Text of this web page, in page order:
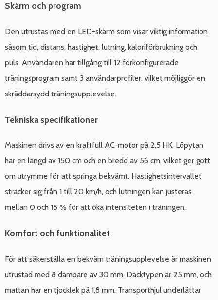
Skärm och program
Den utrustas med en LED-skärm som visar viktig information
såsom tid, distans, hastighet, lutning, kaloriförbrukning och
puls. Användaren har tillgång till 12 förkonfigurerade
träningsprogram samt 3 användarprofiler, vilket möjliggör en
skräddarsydd träningsupplevelse.
Tekniska specifikationer
Maskinen drivs av en kraftfull AC-motor på 2,5 HK. Löpytan
har en längd av 150 cm och en bredd av 56 cm, vilket ger gott
om utrymme för att springa bekvämt. Hastighetsintervallet
sträcker sig från 1 till 20 km/h, och lutningen kan justeras
mellan 0 och 15 % för att öka intensiteten i träningen.
Komfort och funktionalitet
För att säkerställa en bekväm träningsupplevelse är maskinen
utrustad med 8 dämpare av 30 mm. Däcktypen är 25 mm, och
mattan har en tjocklek på 1,8 mm. Transporthjul underlättar